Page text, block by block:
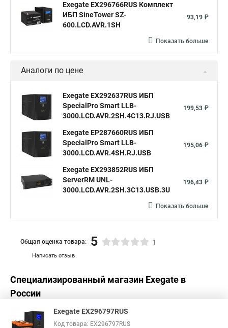
Exegate EX296766RUS Комплект
ИБП SineTower SZ-
600.LCD.AVR.1SH
93,19 ₽
Показать больше
Аналоги по цене
Exegate EX292637RUS ИБП
SpecialPro Smart LLB-
3000.LCD.AVR.2SH.4C13.RJ.USB
199,53 ₽
Exegate EP287660RUS ИБП
SpecialPro Smart LLB-
3000.LCD.AVR.4SH.RJ.USB
195,06 ₽
Exegate EX293852RUS ИБП
ServerRM UNL-
3000.LCD.AVR.2SH.3C13.USB.3U
196,43 ₽
Показать больше
Написать отзыв
Общая оценка товара: 5 1
Специализированный магазин Exegate в
России
Exegate EX296797RUS
Код товара: EX296797RUS